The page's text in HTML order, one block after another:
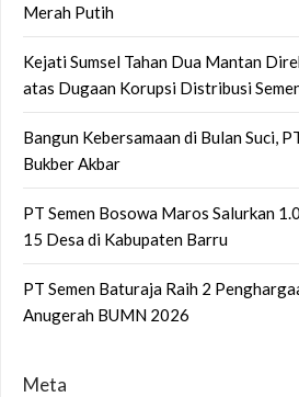
Merah Putih
Kejati Sumsel Tahan Dua Mantan
atas Dugaan Korupsi Distribusi
Bangun Kebersamaan di Bulan Suci,
Bukber Akbar
PT Semen Bosowa Maros Salurkan
15 Desa di Kabupaten Barru
PT Semen Baturaja Raih 2
Anugerah BUMN 2026
Meta